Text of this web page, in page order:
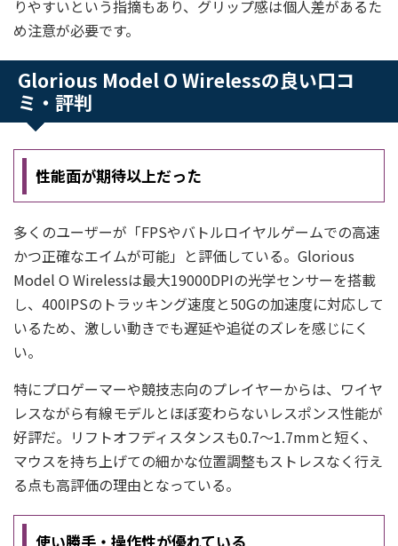
りやすいという指摘もあり、グリップ感は個人差があるた
め注意が必要です。
Glorious Model O Wirelessの良い口コ
ミ・評判
性能面が期待以上だった
多くのユーザーが「FPSやバトルロイヤルゲームでの高速
かつ正確なエイムが可能」と評価している。Glorious
Model O Wirelessは最大19000DPIの光学センサーを搭載
し、400IPSのトラッキング速度と50Gの加速度に対応して
いるため、激しい動きでも遅延や追従のズレを感じにく
い。
特にプロゲーマーや競技志向のプレイヤーからは、ワイヤ
レスながら有線モデルとほぼ変わらないレスポンス性能が
好評だ。リフトオフディスタンスも0.7～1.7mmと短く、
マウスを持ち上げての細かな位置調整もストレスなく行え
る点も高評価の理由となっている。
使い勝手・操作性が優れている